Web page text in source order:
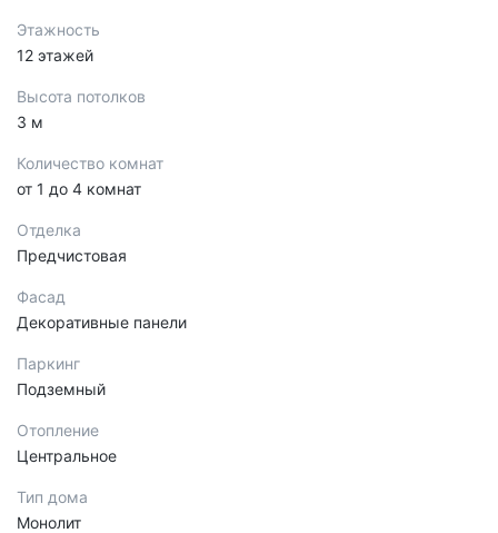
Этажность
12 этажей
Высота потолков
3 м
Количество комнат
от 1 до 4 комнат
Отделка
Предчистовая
Фасад
Декоративные панели
Паркинг
Подземный
Отопление
Центральное
Тип дома
Монолит